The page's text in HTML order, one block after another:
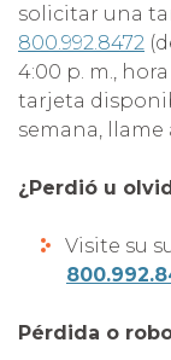
solicitar una
800.992.8472
4:00 p. m.,
tarjeta
semana, llame
¿Perdió u
Visite su
Pérdida o